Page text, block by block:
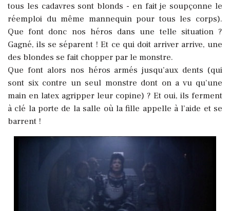
tous les cadavres sont blonds - en fait je soupçonne le
réemploi du même mannequin pour tous les corps).
Que font donc nos héros dans une telle situation ?
Gagné, ils se séparent ! Et ce qui doit arriver arrive, une
des blondes se fait chopper par le monstre.
Que font alors nos héros armés jusqu’aux dents (qui
sont six contre un seul monstre dont on a vu qu’une
main en latex agripper leur copine) ? Et oui, ils ferment
à clé la porte de la salle où la fille appelle à l’aide et se
barrent !